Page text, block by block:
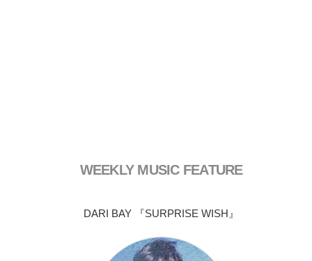
WEEKLY MUSIC FEATURE
DARI BAY 『SURPRISE WISH』